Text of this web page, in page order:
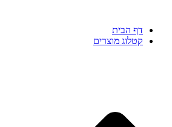
דף הבית
קטלוג מוצרים